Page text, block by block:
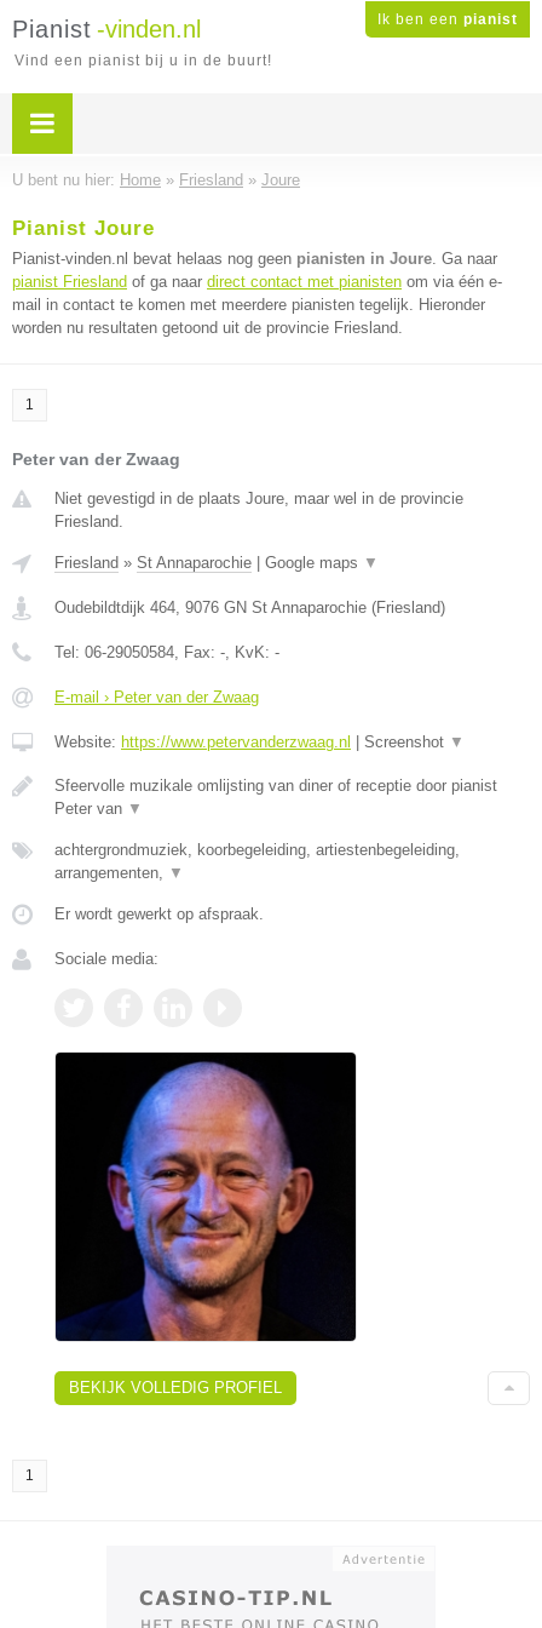
Ik ben een pianist
Pianist -vinden.nl
Vind een pianist bij u in de buurt!
U bent nu hier: Home » Friesland » Joure
Pianist Joure
Pianist-vinden.nl bevat helaas nog geen pianisten in Joure. Ga naar
pianist Friesland of ga naar direct contact met pianisten om via één e-
mail in contact te komen met meerdere pianisten tegelijk. Hieronder
worden nu resultaten getoond uit de provincie Friesland.
1
Peter van der Zwaag
Niet gevestigd in de plaats Joure, maar wel in de provincie
Friesland.
Friesland » St Annaparochie Google maps ▼
Oudebildtdijk 464, 9076 GN St Annaparochie (Friesland)
Tel: 06-29050584, Fax: -, KvK: -
E-mail › Peter van der Zwaag
Website: https://www.petervanderzwaag.nl Screenshot ▼
Sfeervolle muzikale omlijsting van diner of receptie door pianist
Peter van ▼
achtergrondmuziek, koorbegeleiding, artiestenbegeleiding,
arrangementen, ▼
Er wordt gewerkt op afspraak.
Sociale media:
BEKIJK VOLLEDIG PROFIEL
1